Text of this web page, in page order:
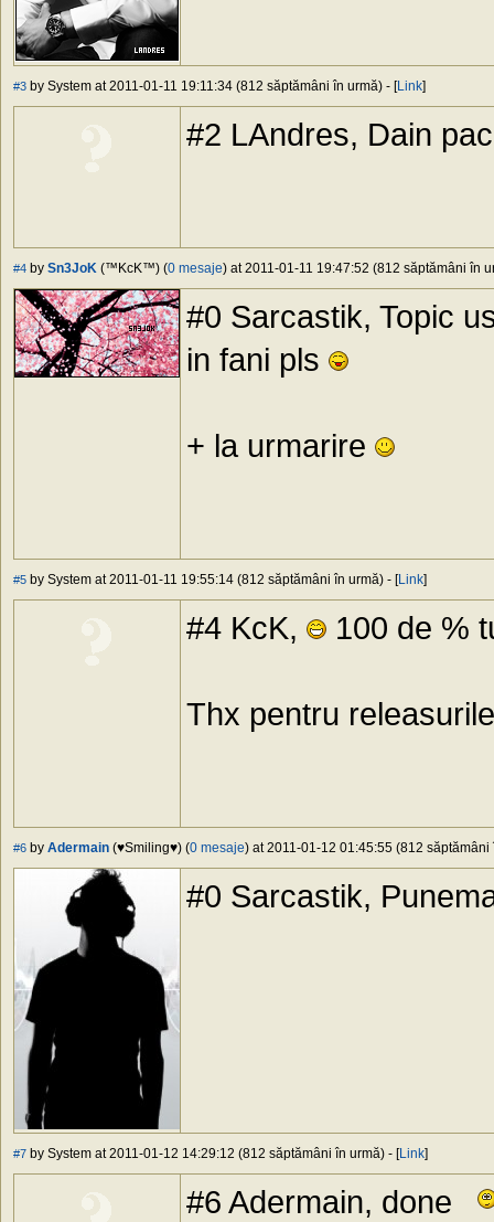
#3 by System at 2011-01-11 19:11:34 (812 săptămâni în urmă) - [Link]
#2 LAndres, Dain
#4 by Sn3JoK (™KcK™) (0 mesaje) at 2011-01-11 19:47:52 (812 săptămâni în
#0 Sarcastik, Topic
in fani pls
+ la urmarire
#5 by System at 2011-01-11 19:55:14 (812 săptămâni în urmă) - [Link]
#4 KcK, 100 de %
Thx pentru
#6 by Adermain (♥Smiling♥) (0 mesaje) at 2011-01-12 01:45:55 (812 săptămâni
#0 Sarcastik,
#7 by System at 2011-01-12 14:29:12 (812 săptămâni în urmă) - [Link]
#6 Adermain, done